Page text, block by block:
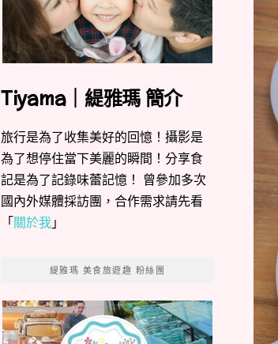
Tiyama｜緹雅瑪 簡介
旅行是為了收集美好的回憶！攝影是
為了想停住當下美麗的瞬間！分享食
記是為了記錄味蕾記憶！ 曾參加多次
國內外媒體採訪團，合作需求請先看
「關於我」
緹雅瑪 美食旅遊趣 粉絲團